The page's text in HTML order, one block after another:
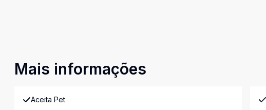
Mais informações
Aceita Pet